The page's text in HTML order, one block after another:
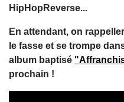
HipHopReverse...
En attendant, on
le fasse et se trompe
album baptisé
prochain !